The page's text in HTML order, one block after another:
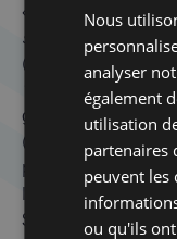
« Plutôt, le
sallam
) a expliqué
(l’Antéchrist). Le
‘alaihi wa sallam
)
grand projet à
(Antéchrist) finira
personnification
le monde depuis
Sainte.
Nous
analyser
également
utilisation
partenaires
peuvent les
ou qu'ils